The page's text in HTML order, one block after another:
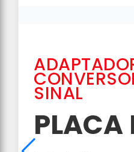
SINAL
PLACA